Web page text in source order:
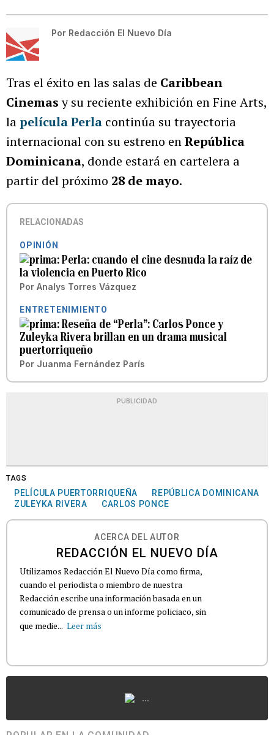
Por Redacción El Nuevo Día
Tras el éxito en las salas de Caribbean
Cinemasy su reciente exhibición en Fine Arts,
lapelículaPerla continúa su trayectoria
internacional con su estreno enRepública
Dominicana, donde estará en cartelera a
partir del próximo 28 de mayo.
RELACIONADAS
OPINIÓN
Perla: cuando el cine desnuda la raíz de
la violencia en Puerto Rico
Por Analys Torres Vázquez
ENTRETENIMIENTO
Reseña de “Perla”: Carlos Ponce y
Zuleyka Rivera brillan en un drama musical
puertorriqueño
Por Juanma Fernández París
PUBLICIDAD
TAGS
PELÍCULA PUERTORRIQUEÑA
REPÚBLICA DOMINICANA
ZULEYKA RIVERA
CARLOS PONCE
ACERCA DEL AUTOR
REDACCIÓN EL NUEVO DÍA
Utilizamos Redacción El Nuevo Día como firma,
cuando el periodista o miembro de nuestra
Redacción escribe una información basada en un
comunicado de prensa o un informe policiaco, sin
que medie... Leer más
...